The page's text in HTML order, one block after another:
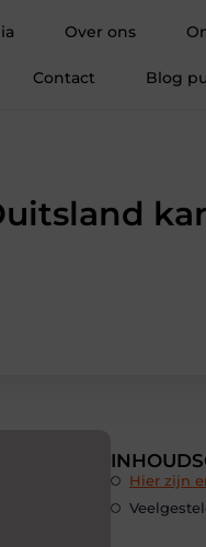
Over ons
Contact Blog
Hier zijn